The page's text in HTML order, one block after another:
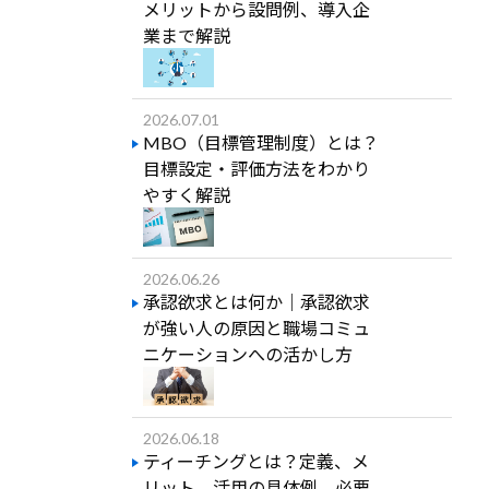
メリットから設問例、導入企
業まで解説
2026.07.01
MBO（目標管理制度）とは？
目標設定・評価方法をわかり
やすく解説
2026.06.26
承認欲求とは何か｜承認欲求
が強い人の原因と職場コミュ
ニケーションへの活かし方
2026.06.18
ティーチングとは？定義、メ